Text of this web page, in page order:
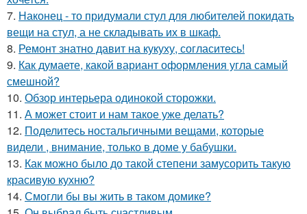
7. Наконец - то придумали стул для любителей покидать
вещи на стул, а не складывать их в шкаф.
8. Ремонт знатно давит на кукуху, согласитесь!
9. Как думаете, какой вариант оформления угла самый
смешной?
10. Обзор интерьера одинокой сторожки.
11. А может стоит и нам такое уже делать?
12. Поделитесь ностальгичными вещами, которые
видели , внимание, только в доме у бабушки.
13. Как можно было до такой степени замусорить такую
красивую кухню?
14. Смогли бы вы жить в таком домике?